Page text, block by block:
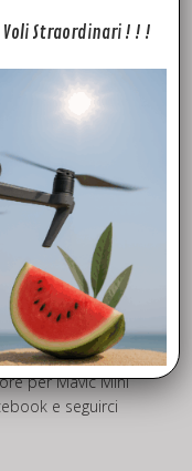
oltre ad offrire un
drone per i marchi
una vasta
Mini che potrai
da SUBITO con
ricambi e
stabilizzatore )
Phantom4
mini, Mavic pro 2,
Inspire pro, Inspire
a chiedercelo,
un pratico
per Mavic Mini
e seguirci
Voli Straordinari ! ! !